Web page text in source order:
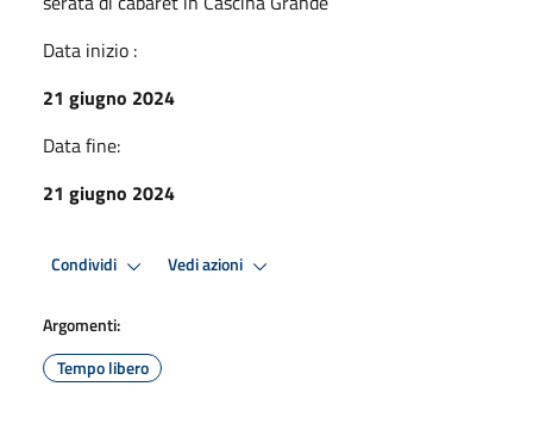
Data inizio :
21 giugno 2024
Data fine:
21 giugno 2024
Condividi Vedi azioni
Argomenti:
Tempo libero